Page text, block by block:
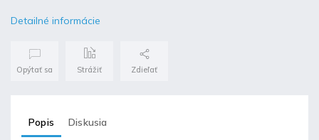
Detailné informácie
Opýtať sa Strážiť Zdieľať
Popis Diskusia